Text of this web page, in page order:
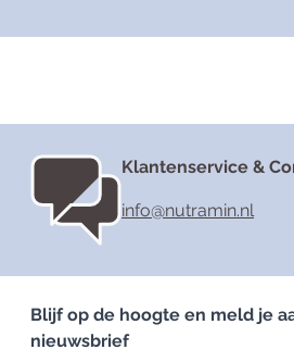
Klantenservice &
info@nutramin.nl
Blijf op de hoogte en meld je
nieuwsbrief